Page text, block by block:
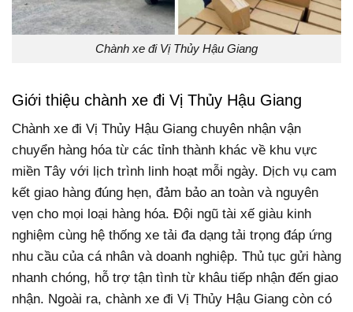
Chành xe đi Vị Thủy Hậu Giang
Giới thiệu chành xe đi Vị Thủy Hậu Giang
Chành xe đi Vị Thủy Hậu Giang chuyên nhận vận
chuyển hàng hóa từ các tỉnh thành khác về khu vực
miền Tây với lịch trình linh hoạt mỗi ngày. Dịch vụ cam
kết giao hàng đúng hẹn, đảm bảo an toàn và nguyên
vẹn cho mọi loại hàng hóa. Đội ngũ tài xế giàu kinh
nghiệm cùng hệ thống xe tải đa dạng tải trọng đáp ứng
nhu cầu của cá nhân và doanh nghiệp. Thủ tục gửi hàng
nhanh chóng, hỗ trợ tận tình từ khâu tiếp nhận đến giao
nhận. Ngoài ra, chành xe đi Vị Thủy Hậu Giang còn có